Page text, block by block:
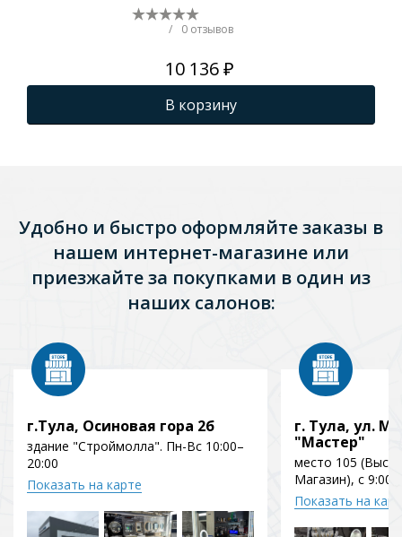
/ 0 отзывов
10 136 ₽
В корзину
Удобно и быстро оформляйте заказы в
нашем интернет-магазине или
приезжайте за покупками в один из
наших салонов:
г.Тула, Осиновая гора 2б
здание "Строймолла". Пн-Вс 10:00–
20:00
Показать на карте
г. Тула, ул.
"Мастер"
место 105
Магазин), с 9:00
Показать на